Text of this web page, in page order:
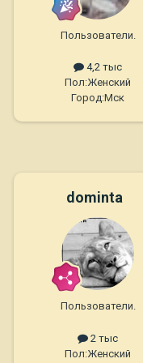
Пользователи.
4,2 тыс
Пол:Женский
Город:Мск
dominta
Пользователи.
2 тыс
Пол:Женский